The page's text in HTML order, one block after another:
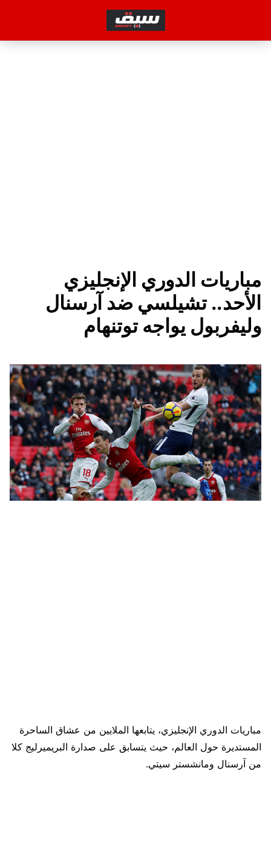
مباريات الدوري الإنجليزي
الأحد.. تشيلسي ضد آرسنال
وليفربول يواجه توتنهام
مباريات الدوري الإنجليزي، يتابعها الملايين من عشاق الساحرة
المستديرة حول العالم، حيث يتسابق على صدارة البريميرليج كلا
من آرسنال ومانشستر سيتي.